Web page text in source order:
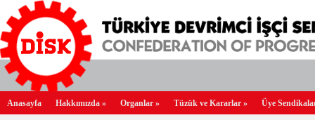
Anasayfa Hakkımızda » Organlar » Tüzük ve Kararlar » Üye